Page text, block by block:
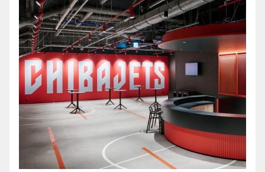
リンクが含まれておりますので、お部屋のQRコード
よりご注文ください。
フリードリンク内容：生ビール、ウィスキー、焼
酎、梅酒、レモンサワー、ウーロンハイ、ソフトド
リンク各種
フリードリンク以外にもカクテルやワインなどもご
用意しております。メニューはこちら
からご確認く
ださい。
※内容は予告なく変更となる場合がございます。
お食事
軽食などのお食事をお部屋のQRコードよりご注文い
ただけます。メニューはこちら からご確認くださ